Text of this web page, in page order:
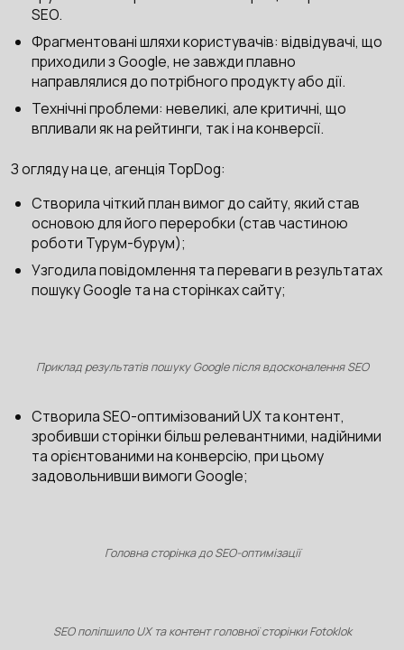
SEO.
Фрагментовані шляхи користувачів: відвідувачі, що
приходили з Google, не завжди плавно
направлялися до потрібного продукту або дії.
Технічні проблеми: невеликі, але критичні, що
впливали як на рейтинги, так і на конверсії.
З огляду на це, агенція TopDog:
Створила чіткий план вимог до сайту, який став
основою для його переробки (став частиною
роботи Турум-бурум);
Узгодила повідомлення та переваги в результатах
пошуку Google та на сторінках сайту;
Приклад результатів пошуку Google після вдосконалення SEO
Створила SEO-оптимізований UX та контент,
зробивши сторінки більш релевантними, надійними
та орієнтованими на конверсію, при цьому
задовольнивши вимоги Google;
Головна сторінка до SEO-оптимізації
SEO поліпшило UX та контент головної сторінки Fotoklok